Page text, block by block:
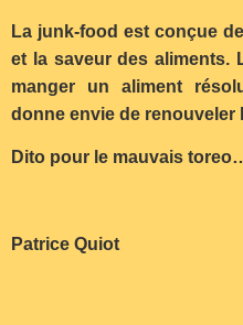
La junk-food est conçue
et la saveur des aliments.
manger un aliment
donne envie de renouveler
Dito pour le mauvais
Patrice Quiot